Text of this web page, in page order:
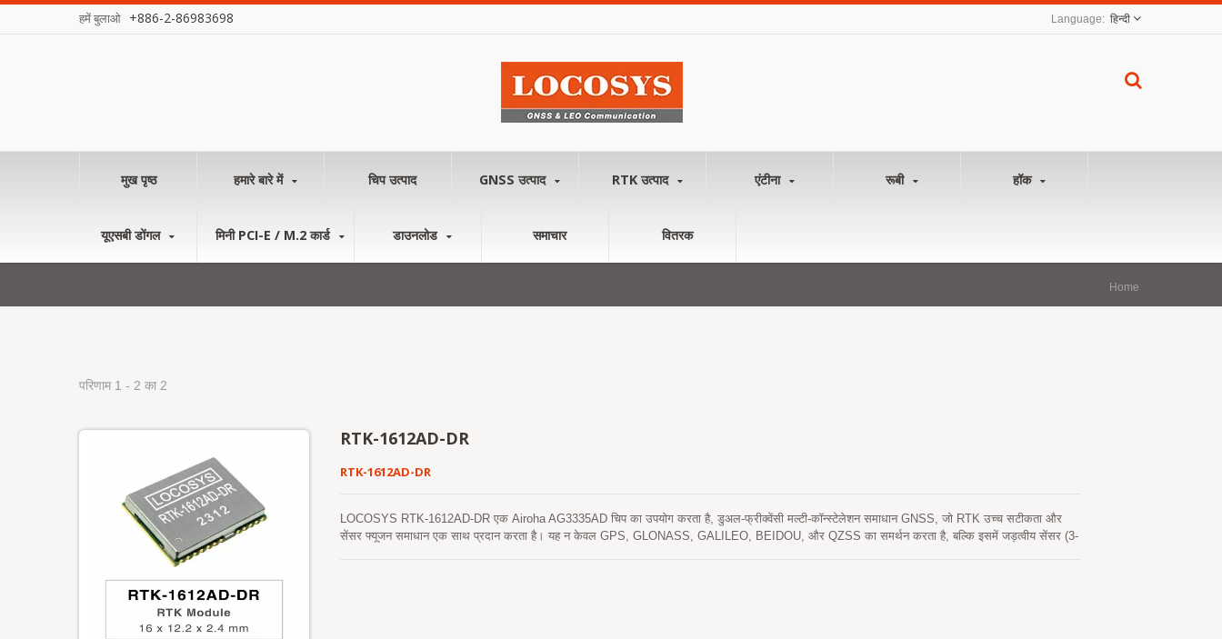
हमें बुलाओ +886-2-86983698 हिन्दी
मुख पृष्ठ हमारे बारे में चिप उत्पाद GNSS उत्पाद RTK उत्पाद एंटीना रूबी हॉक
यूएसबी डोंगल मिनी PCI-E / M.2 कार्ड डाउनलोड समाचार वितरक
Home
परिणाम 1 - 2 का 2
RTK-1612AD-DR
RTK-1612AD-DR
LOCOSYS RTK-1612AD-DR एक Airoha AG3335AD चिप का उपयोग करता है, डुअल-फ्रीक्वेंसी मल्टी-कॉन्स्टेलेशन समाधान GNSS, जो RTK उच्च सटीकता और
सेंसर फ्यूजन समाधान एक साथ प्रदान करता है। यह न केवल GPS, GLONASS, GALILEO, BEIDOU, और QZSS का समर्थन करता है, बल्कि इसमें जड़त्वीय सेंसर (3-